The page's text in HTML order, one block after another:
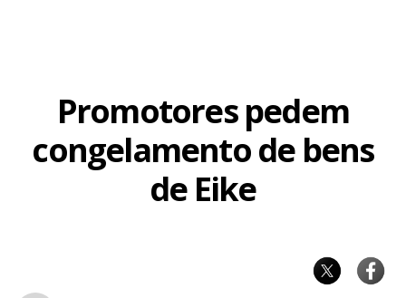
Promotores pedem
congelamento de bens
de Eike